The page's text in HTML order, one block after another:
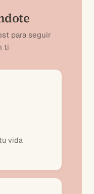
para seguir
ti
vida